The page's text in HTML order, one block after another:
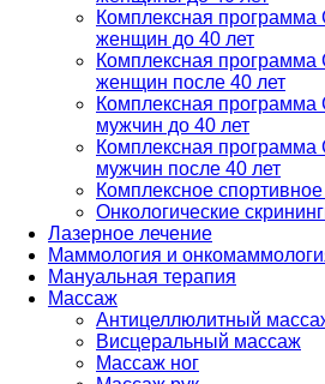
Комплексная
женщин до 40 лет
Комплексная
женщин после 40 лет
Комплексная
мужчин до 40 лет
Комплексная
мужчин после 40 лет
Комплексное
Онкологические
Лазерное лечение
Маммология и
Мануальная терапия
Массаж
Антицеллюлитный
Висцеральный массаж
Массаж ног